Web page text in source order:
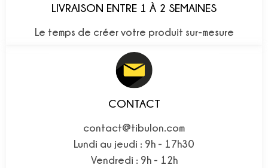
LIVRAISON ENTRE 1 À 2 SEMAINES
Le temps de créer votre produit sur-mesure
CONTACT
contact@tibulon.com
Lundi au jeudi : 9h - 17h30
Vendredi : 9h - 12h